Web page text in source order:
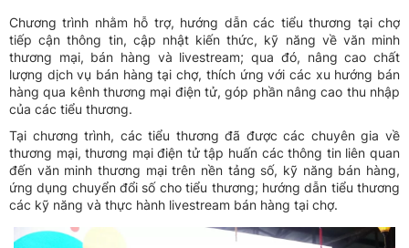
Chương trình nhằm hỗ trợ, hướng dẫn các tiểu thương tại chợ
tiếp cận thông tin, cập nhật kiến thức, kỹ năng về văn minh
thương mại, bán hàng và livestream; qua đó, nâng cao chất
lượng dịch vụ bán hàng tại chợ, thích ứng với các xu hướng bán
hàng qua kênh thương mại điện tử, góp phần nâng cao thu nhập
của các tiểu thương.
Tại chương trình, các tiểu thương đã được các chuyên gia về
thương mại, thương mại điện tử tập huấn các thông tin liên quan
đến văn minh thương mại trên nền tảng số, kỹ năng bán hàng,
ứng dụng chuyển đổi số cho tiểu thương; hướng dẫn tiểu thương
các kỹ năng và thực hành livestream bán hàng tại chợ.